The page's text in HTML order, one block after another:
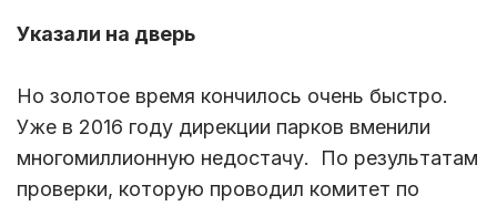
Указали на дверь
Но золотое время кончилось очень быстро.
Уже в 2016 году дирекции парков вменили
многомиллионную недостачу. По результатам
проверки, которую проводил комитет по